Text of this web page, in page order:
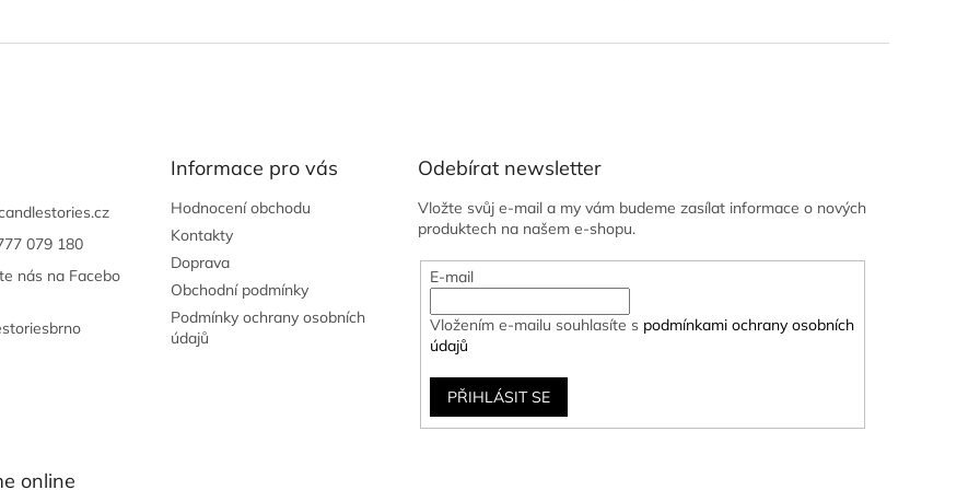
079 180
nás na Facebo
Informace pro vás
Hodnocení obchodu
Kontakty
Doprava
Obchodní podmínky
Podmínky ochrany osobních
údajů
Odebírat newsletter
Vložte svůj e-mail a my vám budeme zasílat informace o nových
produktech na našem e-shopu.
E-mail
Vložením e-mailu souhlasíte s podmínkami ochrany osobních
údajů
PŘIHLÁSIT SE
online